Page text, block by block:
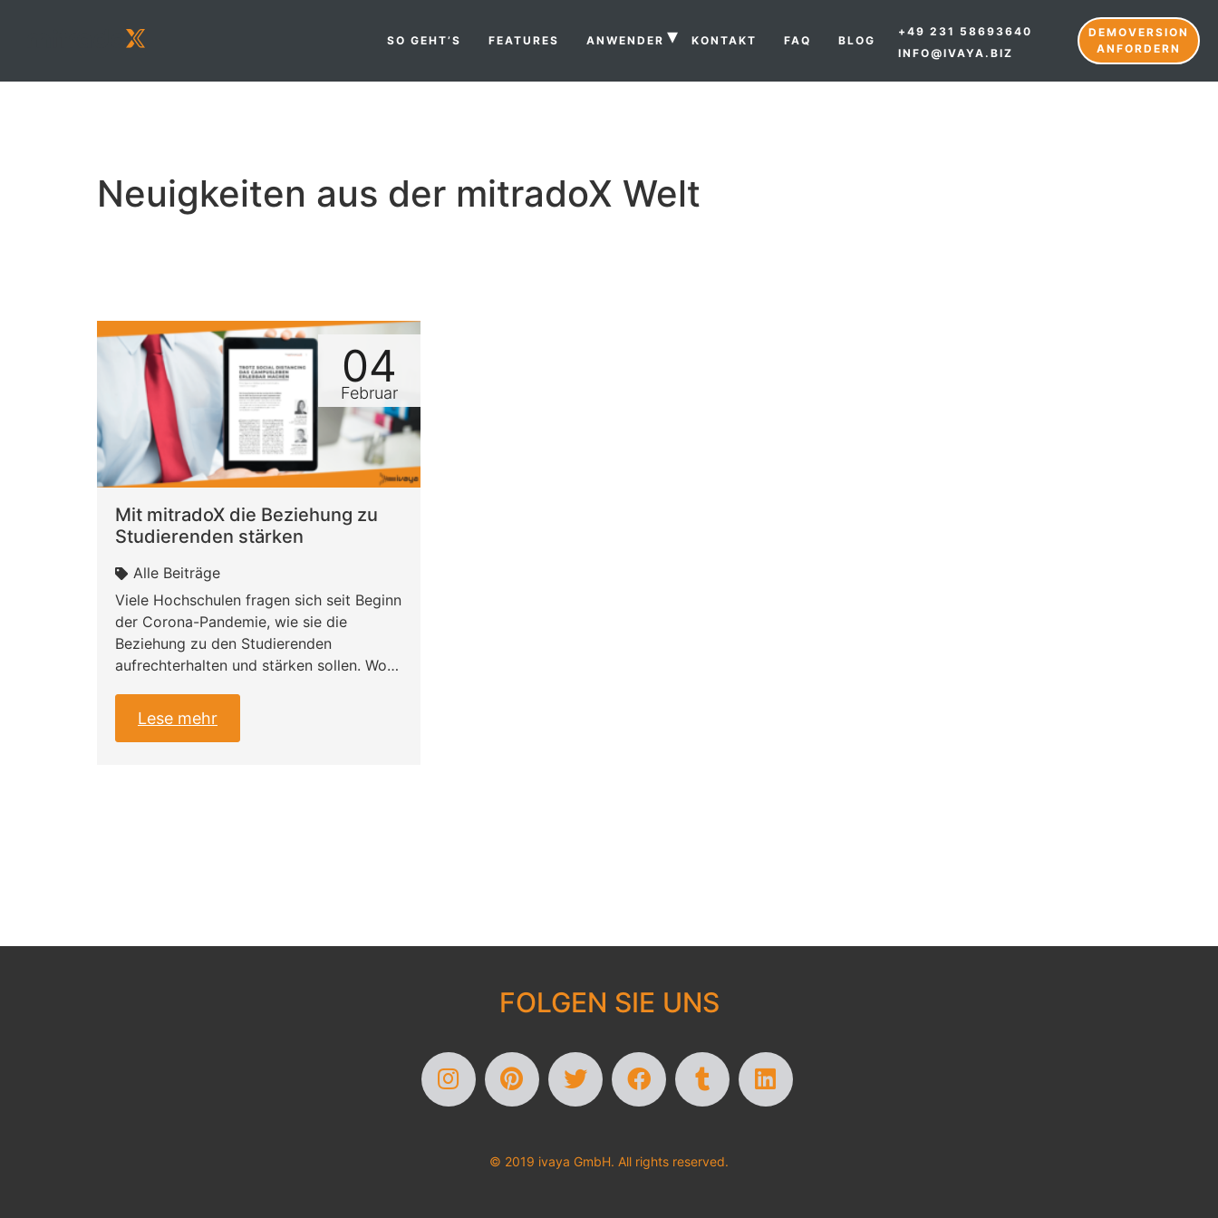
SO GEHT’S FEATURES ANWENDER KONTAKT FAQ BLOG
+49 231 58693640
INFO@IVAYA.BIZ
DEMOVERSION
ANFORDERN
Neuigkeiten aus der mitradoX Welt
04
Februar
Mit mitradoX die Beziehung zu
Studierenden stärken
Alle Beiträge
Viele Hochschulen fragen sich seit Beginn
der Corona-Pandemie, wie sie die
Beziehung zu den Studierenden
aufrechterhalten und stärken sollen. Wo…
Lese mehr
FOLGEN SIE UNS
© 2019 ivaya GmbH. All rights reserved.